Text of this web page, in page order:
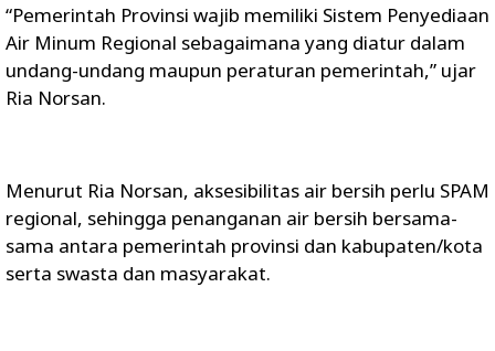
“Pemerintah Provinsi wajib memiliki Sistem Penyediaan
Air Minum Regional sebagaimana yang diatur dalam
undang-undang maupun peraturan pemerintah,” ujar
Ria Norsan.
Menurut Ria Norsan, aksesibilitas air bersih perlu SPAM
regional, sehingga penanganan air bersih bersama-
sama antara pemerintah provinsi dan kabupaten/kota
serta swasta dan masyarakat.